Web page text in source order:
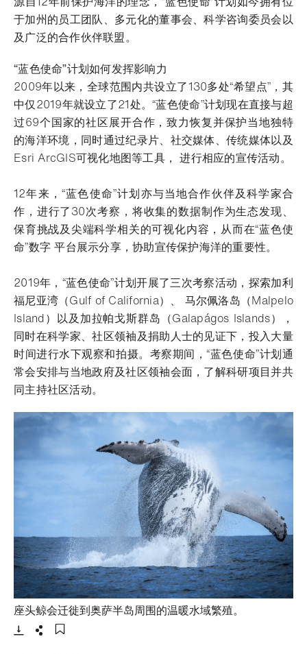
于加州的员工团队、多元化的董事会、科学咨询委员会以
及广泛的合作伙伴联盟。
“蓝色使命”计划如何发挥影响力
2009年以来，全球范围内共设立了130多处“希望点”，其
中仅2019年就设立了21处。“蓝色使命”计划现在直接与超
过69个国家的社区展开合作，致力恢复并保护当地独特
的海洋环境，同时通过纪录片、社交媒体、传统媒体以及
Esri ArcGIS可视化地图等工具， 进行相应的宣传活动。
12年来，“蓝色使命”计划亦与当地合作伙伴及科学家合
作，进行了30次考察，将收集的数据制作为生态发现、
保育挑战及尖端科学相关的可视化内容，从而在“蓝色使
命”数字 平台展示分享，协助宣传保护海洋的重要性。
2019年，“蓝色使命”计划开展了三次考察活动，探索加利
福尼亚湾（Gulf of California）、 马尔佩洛岛（Malpelo
Island）以及加拉帕戈斯群岛（Galapágos Islands），
同时在科学家、社区领袖及捐助人士的见证下，投入大量
时间进行水下观察和拍摄。考察期间，“蓝色使命”计划通
常会安排与当地政府及社区领袖会面，了解科研项目并共
同主持社区活动。
座头鲸会迁徙到奥萨半岛周围的温暖水域繁殖。